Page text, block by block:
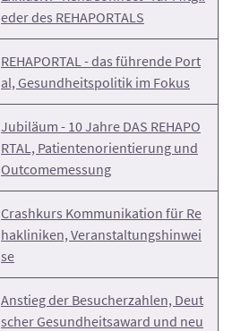
eder des REHAPORTALS
REHAPORTAL - das führende Port
al, Gesundheitspolitik im Fokus
Jubiläum - 10 Jahre DAS REHAPO
RTAL, Patientenorientierung und
Outcomemessung
Crashkurs Kommunikation für Re
hakliniken, Veranstaltungshinwei
se
Anstieg der Besucherzahlen, Deut
scher Gesundheitsaward und neu